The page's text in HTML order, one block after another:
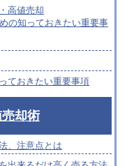
高値売却
の知っておきたい重要事
ておきたい重要事項
却術
、注意点とは